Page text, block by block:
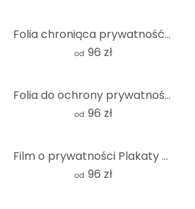
Folia chroniąca prywatność Plakaty zrywane
od 96 zł
Folia do ochrony prywatności Confetti & Cream - Dodaj trochę konfetti
od 96 zł
Film o prywatności Plakaty Torn 2
od 96 zł